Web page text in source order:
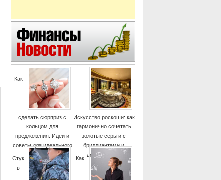
Как
сделать сюрприз с
кольцом для
предложения: Идеи и
советы для идеального
момента
Искусство роскоши: как
гармонично сочетать
золотые серьги с
бриллиантами и
дорогие часы
Стук
в
Как